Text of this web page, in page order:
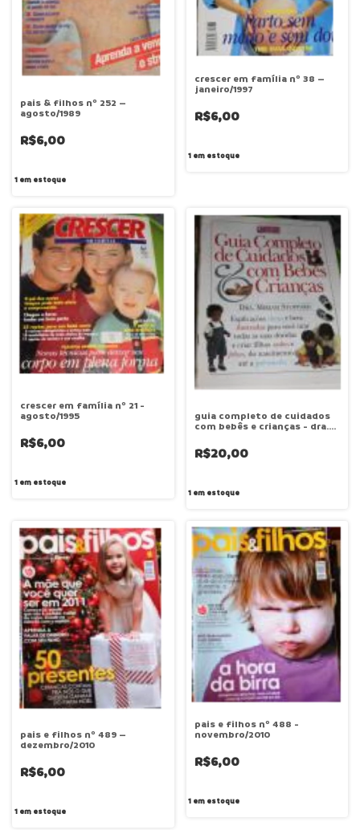
pais & filhos nº 252 –
agosto/1989
R$6,00
1em estoque
crescer em família nº 38 –
janeiro/1997
R$6,00
1 em estoque
crescer em família nº 21 -
agosto/1995
R$6,00
1em estoque
guia completo de cuidados
com bebês e crianças - dra.
R$20,00
1 em estoque
pais e filhos nº 489 –
dezembro/2010
R$6,00
1em estoque
pais e filhos nº 488 -
novembro/2010
R$6,00
1 em estoque